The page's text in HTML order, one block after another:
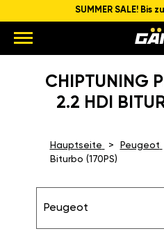
SUMMER SALE!
CHIPTUNING
2.2 HDI
Hauptseite Peugeot
Biturbo (170PS)
Peugeot